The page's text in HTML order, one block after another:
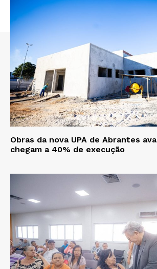
Obras da nova UPA de Abrantes
chegam a 40% de execução